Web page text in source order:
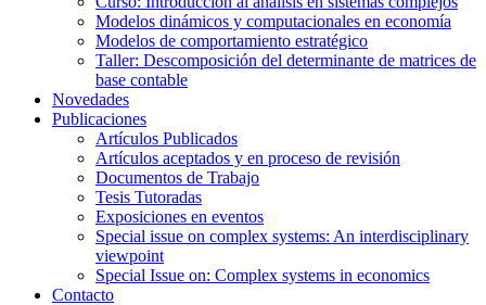
Modelos dinámicos y computacionales en economía
Modelos de comportamiento estratégico
Taller: Descomposición del determinante de matrices de
base contable
Novedades
Publicaciones
Artículos Publicados
Artículos aceptados y en proceso de revisión
Documentos de Trabajo
Tesis Tutoradas
Exposiciones en eventos
Special issue on complex systems: An interdisciplinary
viewpoint
Special Issue on: Complex systems in economics
Contacto